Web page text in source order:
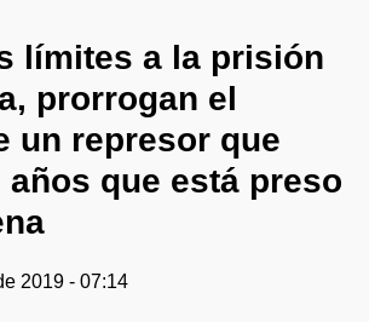
límites a la prisión
prorrogan el
un represor que
años que está preso
2019 - 07:14